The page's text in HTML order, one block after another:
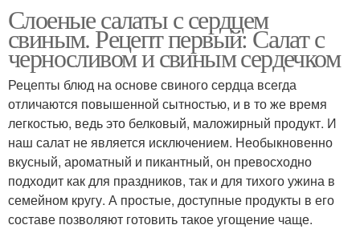
Слоеные салаты с сердцем
свиным. Рецепт первый: Салат с
черносливом и свиным сердечком
Рецепты блюд на основе свиного сердца всегда
отличаются повышенной сытностью, и в то же время
легкостью, ведь это белковый, маложирный продукт. И
наш салат не является исключением. Необыкновенно
вкусный, ароматный и пикантный, он превосходно
подходит как для праздников, так и для тихого ужина в
семейном кругу. А простые, доступные продукты в его
составе позволяют готовить такое угощение чаще.